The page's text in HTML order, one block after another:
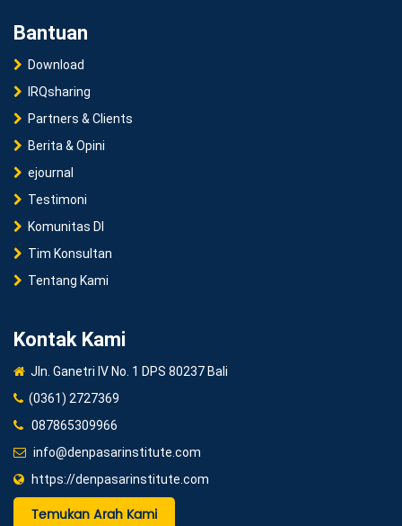
Bantuan
Download
IRQsharing
Partners & Clients
Berita & Opini
ejournal
Testimoni
Komunitas DI
Tim Konsultan
Tentang Kami
Kontak Kami
Jln. Ganetri IV No. 1 DPS 80237 Bali
(0361) 2727369
087865309966
info@denpasarinstitute.com
https://denpasarinstitute.com
Temukan Arah Kami